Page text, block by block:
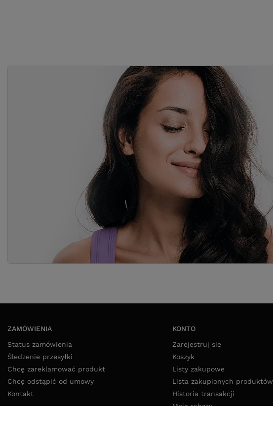
ZAMÓWIENIA
Status zamówienia
Śledzenie przesyłki
Chcę zareklamować produkt
Chcę odstąpić od umowy
Kontakt
KONTO
Zarejestruj się
Koszyk
Listy zakupowe
Lista zakupionych produktów
Historia transakcji
Moje rabaty